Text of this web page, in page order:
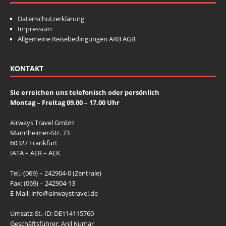
o
o
k
p
o
k
p
o
k
o
k
p
o
o
k
p
Datenschutzerklärung
Impressum
Allgemeine Reisebedingungen ARB AGB
KONTAKT
Sie erreichen uns telefonisch oder persönlich
Montag – Freitag 09.00 – 17.00 Uhr
Airways Travel GmbH
Mannheimer-Str. 73
60327 Frankfurt
IATA – AER – AEK
Tel.: (069) – 242904-0 (Zentrale)
Fax: (069) – 242904-13
E-Mail: info@airwaystravel.de
Umsatz-St.-ID: DE114115760
Geschäftsführer: Anil Kumar